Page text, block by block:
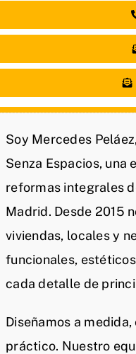
Soy Mercedes
Senza Espacios, una
reformas integrales
Madrid. Desde 2015
viviendas, locales y
funcionales,
cada detalle de
Diseñamos a
práctico. Nuestro